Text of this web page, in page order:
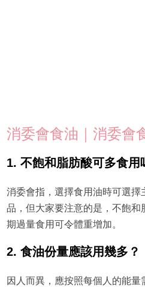
消委會食油｜消委會
1. 不飽和脂肪酸可多食用
消委會指，選擇食用油時可選擇
品，但大家要注意的是，不飽和
期過量食用可令體重增加。
2. 食油份量應該用幾多？
因人而異，應按照每個人的能